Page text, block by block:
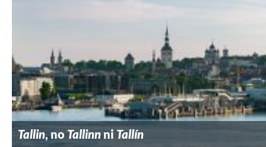
Tallin, no Tallinnni Tallín